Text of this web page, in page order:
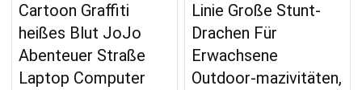
Cartoon Graffiti
heißes Blut JoJo
Abenteuer Straße
Laptop Computer
Linie Große Stunt-
Drachen Für
Erwachsene
Outdoor-mazivitäten,